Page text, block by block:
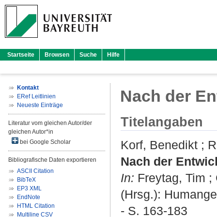
Startseite Browsen Suche Hilfe
Kontakt
ERef Leitlinien
Neueste Einträge
Literatur vom gleichen Autor/der
gleichen Autor*in
bei Google Scholar
Bibliografische Daten exportieren
ASCII Citation
BibTeX
EP3 XML
EndNote
HTML Citation
Multiline CSV
Nach der
Titelangaben
Korf, Benedikt ;
Nach der
In: Freytag, Tim ;
(Hrsg.):
- S. 163-183